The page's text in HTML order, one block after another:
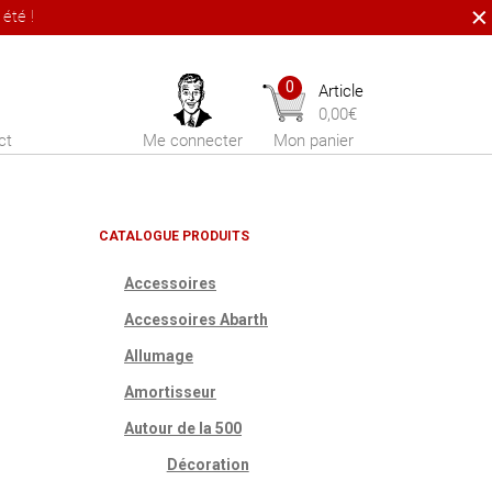
!
Me connecter
0
Article
0,00€
Mon panier
CATALOGUE PRODUITS
Accessoires
Accessoires Abarth
Allumage
Amortisseur
Autour de la 500
Décoration